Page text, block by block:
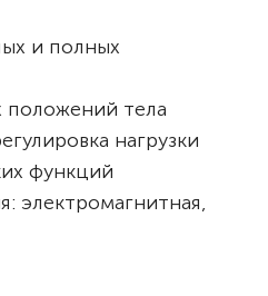
и полных
тела
нагрузки
функций
электромагнитная,